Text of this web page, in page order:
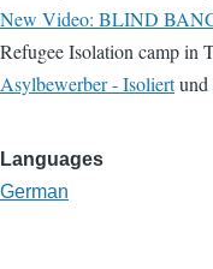
New Video: BLIND
Refugee Isolation camp in
Asylbewerber - Isoliertund
Languages
German